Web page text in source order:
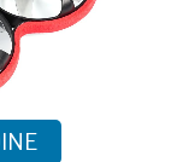
assicurano
delle
Full-HD Grazie
è possibile
risoluzione Full-